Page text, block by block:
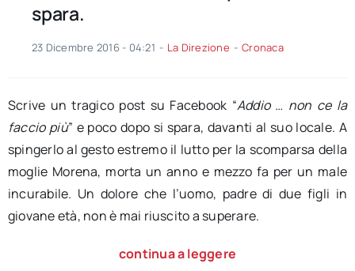
spara.
23 Dicembre 2016 - 04:21 - La Direzione - Cronaca
Scrive un tragico post su Facebook “Addio … non ce la
faccio più” e poco dopo si spara, davanti al suo locale. A
spingerlo al gesto estremo il lutto per la scomparsa della
moglie Morena, morta un anno e mezzo fa per un male
incurabile. Un dolore che l’uomo, padre di due figli in
giovane età, non è mai riuscito a superare.
continua a leggere